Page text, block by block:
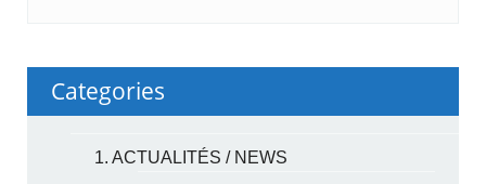
Categories
1. ACTUALITÉS / NEWS